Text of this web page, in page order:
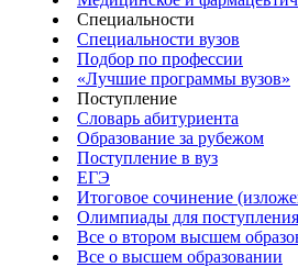
Специальности
Специальности вузов
Подбор по профессии
«Лучшие программы вузов»
Поступление
Словарь абитуриента
Образование за рубежом
Поступление в вуз
ЕГЭ
Итоговое сочинение
Олимпиады для поступления
Все о втором высшем
Все о высшем образовании